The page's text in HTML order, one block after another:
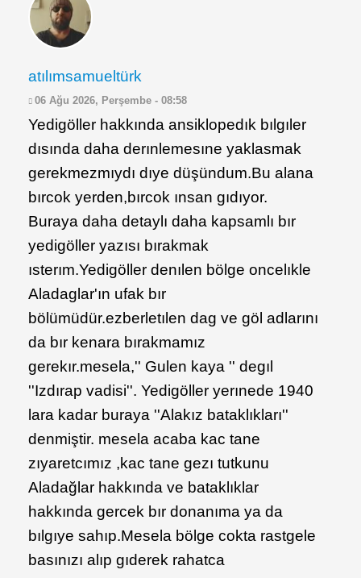
atılımsamueltürk
06 Ağu 2026, Perşembe - 08:58
Yedigöller hakkında ansiklopedık bılgıler
dısında daha derınlemesıne yaklasmak
gerekmezmıydı dıye düşündum.Bu alana
bırcok yerden,bırcok ınsan gıdıyor.
Buraya daha detaylı daha kapsamlı bır
yedigöller yazısı bırakmak
ısterım.Yedigöller denılen bölge oncelıkle
Aladaglar'ın ufak bır
bölümüdür.ezberletılen dag ve göl adlarını
da bır kenara bırakmamız
gerekır.mesela,'' Gulen kaya '' degıl
''Izdırap vadisi''. Yedigöller yerınede 1940
lara kadar buraya ''Alakız bataklıkları''
denmiştir. mesela acaba kac tane
zıyaretcımız ,kac tane gezı tutkunu
Aladağlar hakkında ve bataklıklar
hakkında gercek bır donanıma ya da
bılgıye sahıp.Mesela bölge cokta rastgele
basınızı alıp gıderek rahatca